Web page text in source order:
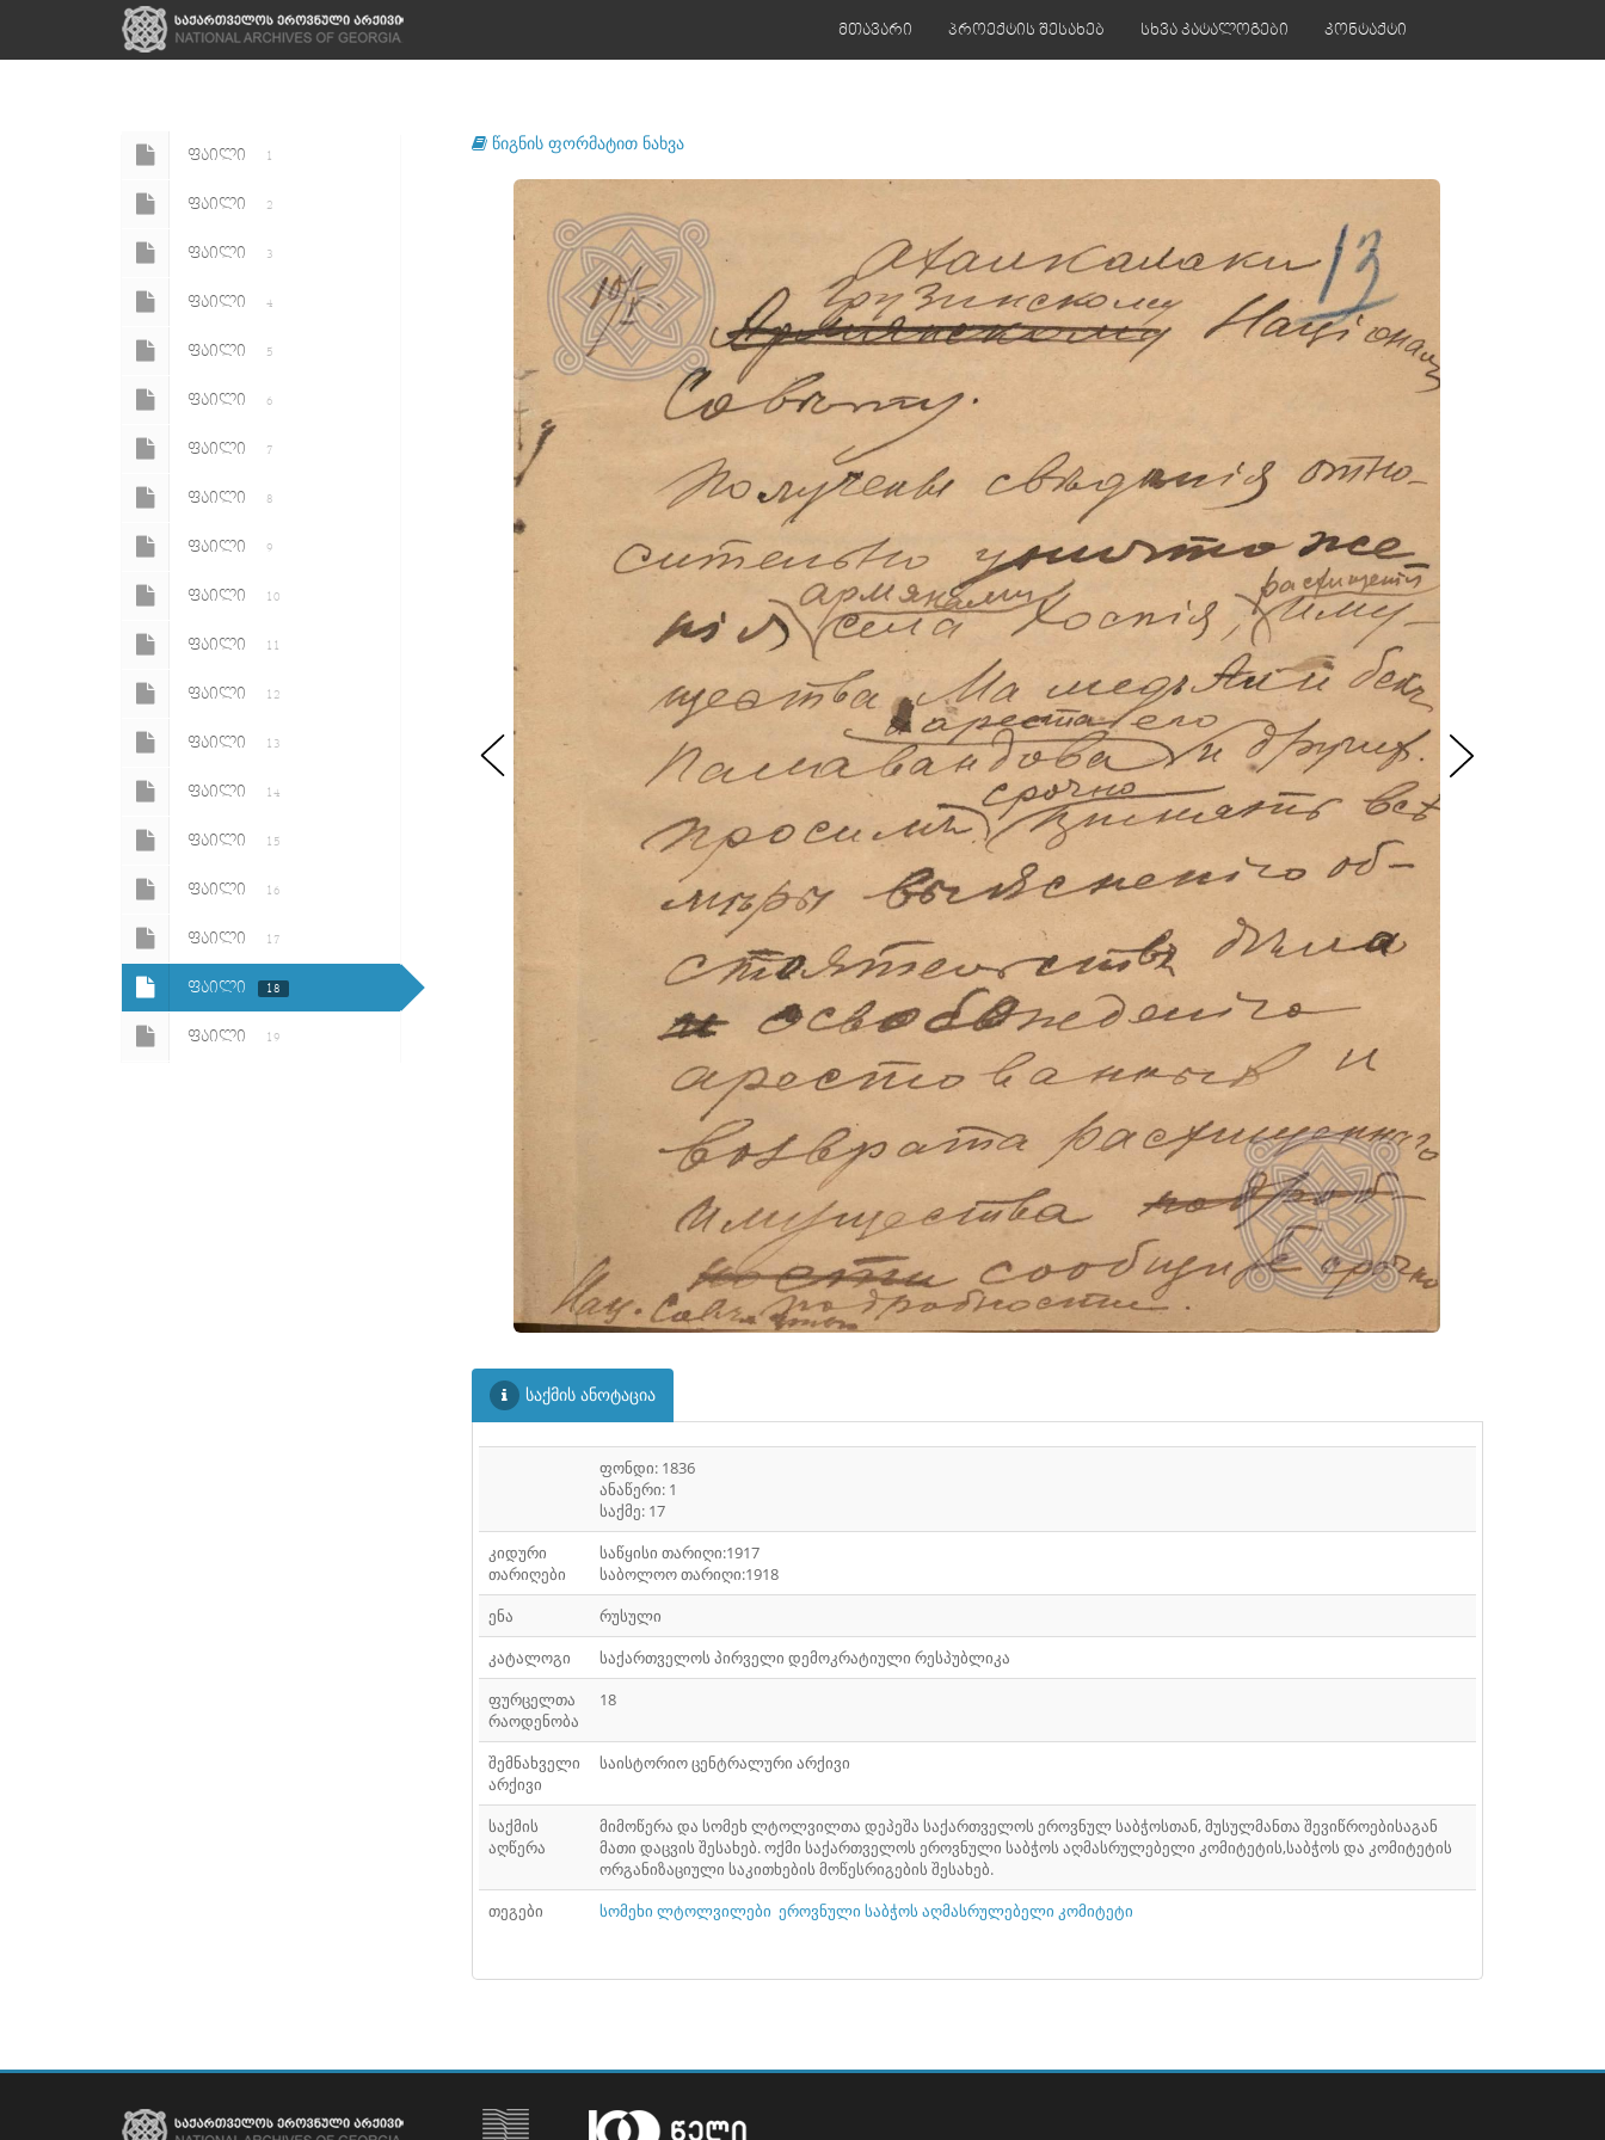
მთავარი პროექტის შესახებ სხვა კატალოგები კონტაქტი
ᲤᲐᲘᲚᲘ 1
ᲤᲐᲘᲚᲘ 2
ᲤᲐᲘᲚᲘ 3
ᲤᲐᲘᲚᲘ 4
ᲤᲐᲘᲚᲘ 5
ᲤᲐᲘᲚᲘ 6
ᲤᲐᲘᲚᲘ 7
ᲤᲐᲘᲚᲘ 8
ᲤᲐᲘᲚᲘ 9
ᲤᲐᲘᲚᲘ 10
ᲤᲐᲘᲚᲘ 11
ᲤᲐᲘᲚᲘ 12
ᲤᲐᲘᲚᲘ 13
ᲤᲐᲘᲚᲘ 14
ᲤᲐᲘᲚᲘ 15
ᲤᲐᲘᲚᲘ 16
ᲤᲐᲘᲚᲘ 17
ᲤᲐᲘᲚᲘ 18
ᲤᲐᲘᲚᲘ 19
წიგნის ფორმატით ნახვა
საქმის ანოტაცია
ფონდი: 1836
ანაწერი: 1
საქმე: 17
კიდური
თარიღები
საწყისი თარიღი:1917
საბოლოო თარიღი:1918
ენა
რუსული
კატალოგი
საქართველოს პირველი დემოკრატიული რესპუბლიკა
ფურცელთა
რაოდენობა
18
შემნახველი
არქივი
საისტორიო ცენტრალური არქივი
საქმის
აღწერა
მიმოწერა და სომეხ ლტოლვილთა დეპეშა საქართველოს ეროვნულ საბჭოსთან, მუსულმანთა შევიწროებისაგან
მათი დაცვის შესახებ. ოქმი საქართველოს ეროვნული საბჭოს აღმასრულებელი კომიტეტის,საბჭოს და კომიტეტის
ორგანიზაციული საკითხების მოწესრიგების შესახებ.
თეგები
სომეხი ლტოლვილები ეროვნული საბჭოს აღმასრულებელი კომიტეტი